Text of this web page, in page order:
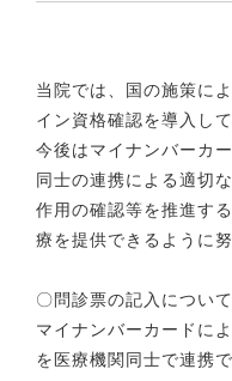
当院では、国の施策に
イン資格確認を導入して
今後はマイナンバーカ
同士の連携による適切
作用の確認等を推進す
療を提供できるように
〇問診票の記入について
マイナンバーカードに
を医療機関同士で連携